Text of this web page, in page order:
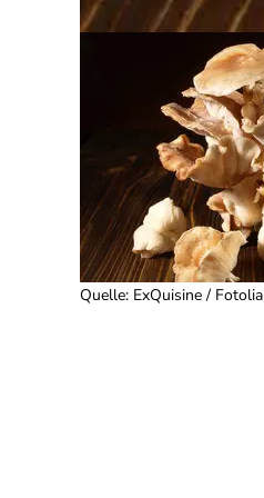
Quelle: ExQuisine / Fotolia